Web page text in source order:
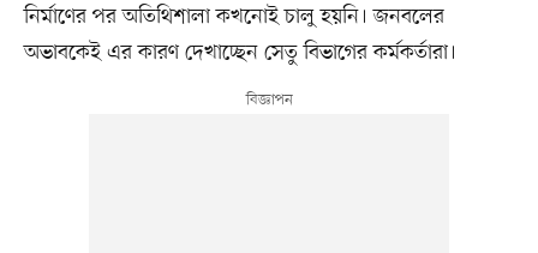
নির্মাণের পর অতিথিশালা কখনোই চালু হয়নি। জনবলের
অভাবকেই এর কারণ দেখাচ্ছেন সেতু বিভাগের কর্মকর্তারা।